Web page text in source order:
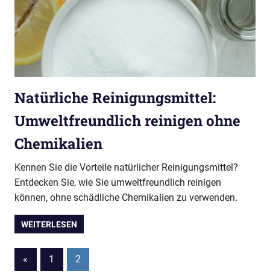
Natürliche Reinigungsmittel:
Umweltfreundlich reinigen ohne
Chemikalien
Kennen Sie die Vorteile natürlicher Reinigungsmittel?
Entdecken Sie, wie Sie umweltfreundlich reinigen
können, ohne schädliche Chemikalien zu verwenden.
WEITERLESEN
Seitennummerierung
« Vorherige
1 2